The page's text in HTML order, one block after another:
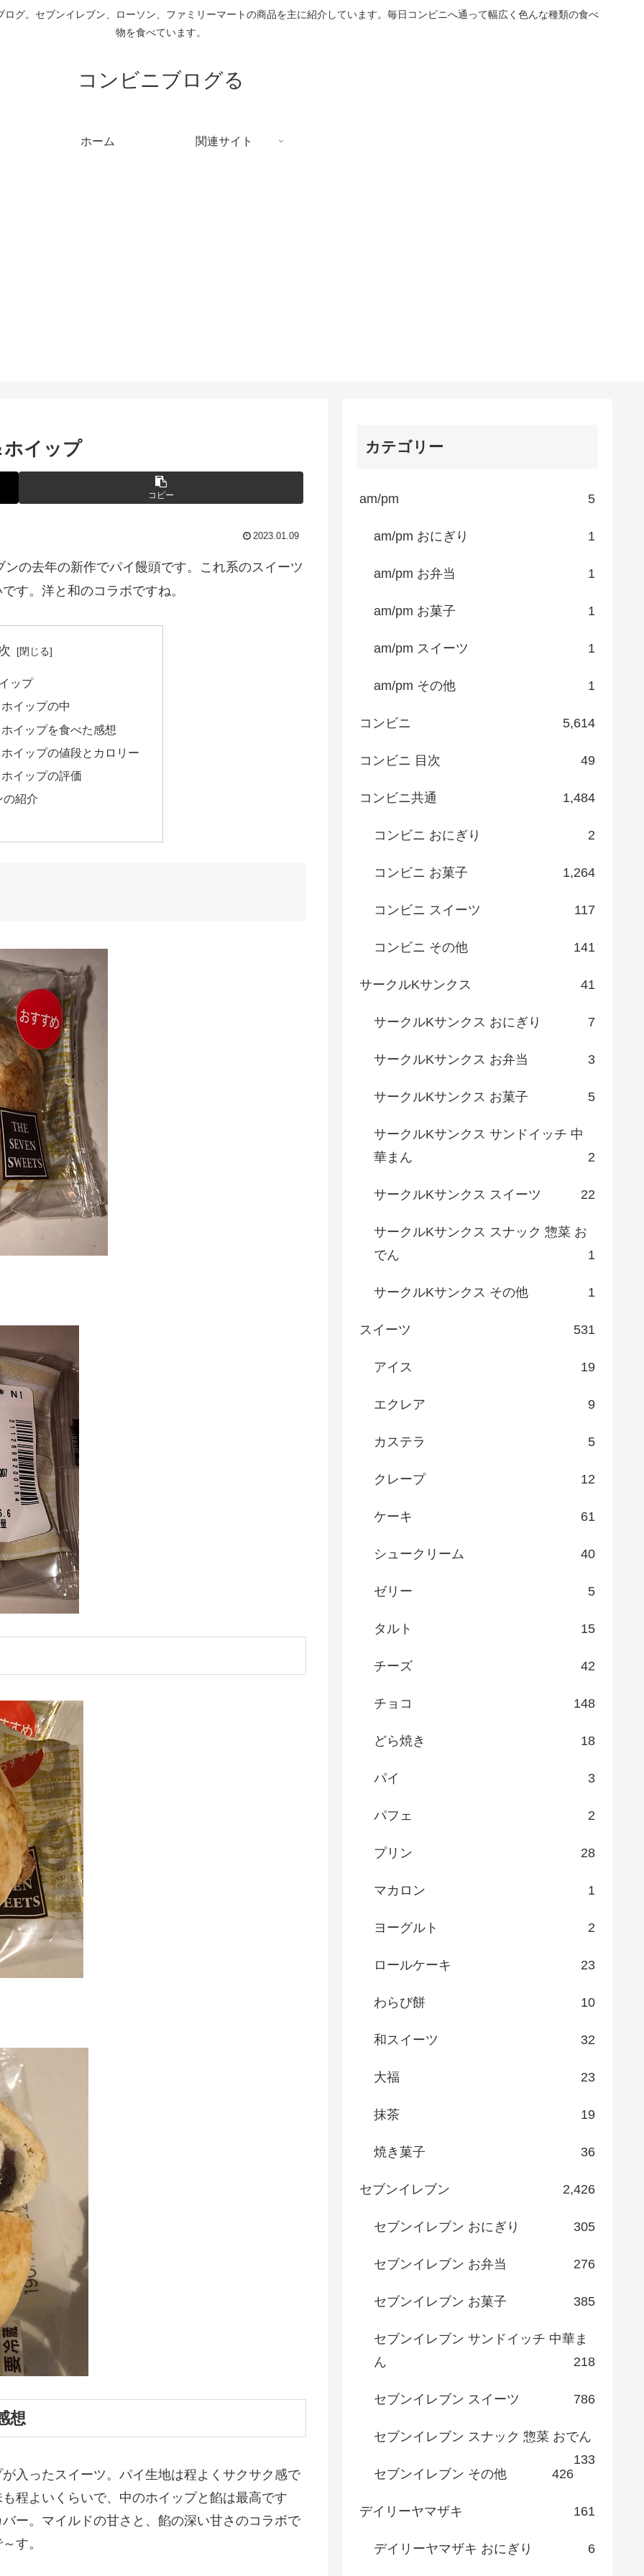
グ。セブンイレブン、ローソン、ファミリーマートの商品を主に紹介しています。毎日コンビニへ通って幅広く色んな種類の食べ
物を食べています。
コンビニブログる
ホーム 関連サイト
イップ
コピー
2023.01.09
ンの去年の新作でパイ饅頭です。これ系のスイーツ
す。洋と和のコラボですね。
ップ
イップの中
イップを食べた感想
イップの値段とカロリー
イップの評価
の紹介
想
入ったスイーツ。パイ生地は程よくサクサク感で
程よいくらいで、中のホイップと餡は最高です
ー。マイルドの甘さと、餡の深い甘さのコラボで
す。
カテゴリー
am/pm 5
am/pm おにぎり 1
am/pm お弁当 1
am/pm お菓子 1
am/pm スイーツ 1
am/pm その他 1
コンビニ 5,614
コンビニ 目次 49
コンビニ共通 1,484
コンビニ おにぎり 2
コンビニ お菓子 1,264
コンビニ スイーツ 117
コンビニ その他 141
サークルKサンクス 41
サークルKサンクス おにぎり 7
サークルKサンクス お弁当 3
サークルKサンクス お菓子 5
サークルKサンクス サンドイッチ 中
華まん
2
サークルKサンクス スイーツ 22
サークルKサンクス スナック 惣菜 お
でん
1
サークルKサンクス その他 1
スイーツ 531
アイス 19
エクレア 9
カステラ 5
クレープ 12
ケーキ 61
シュークリーム 40
ゼリー 5
タルト 15
チーズ 42
チョコ 148
どら焼き 18
パイ 3
パフェ 2
プリン 28
マカロン 1
ヨーグルト 2
ロールケーキ 23
わらび餅 10
和スイーツ 32
大福 23
抹茶 19
焼き菓子 36
セブンイレブン 2,426
セブンイレブン おにぎり 305
セブンイレブン お弁当 276
セブンイレブン お菓子 385
セブンイレブン サンドイッチ 中華ま
ん
218
セブンイレブン スイーツ 786
セブンイレブン スナック 惣菜 おでん
133
セブンイレブン その他
426
デイリーヤマザキ 161
デイリーヤマザキ おにぎり 6